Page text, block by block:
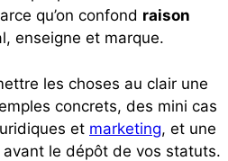
qu’on confond raison
enseigne et marque.
les choses au clair une
concrets, des mini cas
et marketing, et une
le dépôt de vos statuts.